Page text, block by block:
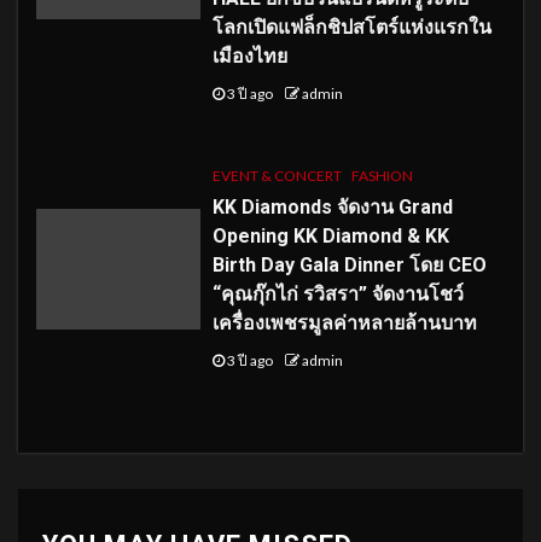
โลกเปิดแฟล็กชิปสโตร์แห่งแรกใน
เมืองไทย
3 ปี ago admin
EVENT & CONCERT FASHION
KK Diamonds จัดงาน Grand
Opening KK Diamond & KK
Birth Day Gala Dinner โดย CEO
“คุณกุ๊กไก่ รวิสรา” จัดงานโชว์
เครื่องเพชรมูลค่าหลายล้านบาท
3 ปี ago admin